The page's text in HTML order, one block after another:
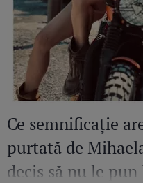
Ce semnificație
purtată de
decis să nu le